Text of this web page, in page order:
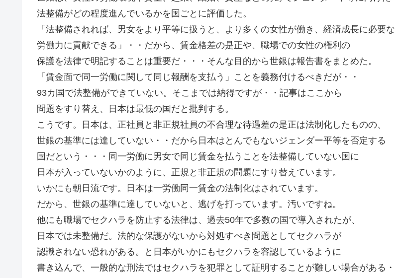
法整備がどの程度進んでいるかを国ごとに評価した。
「法整備されれば、男女をより平等に扱うと、より多くの女性が働き、経済成長に必要な
労働力に貢献できる」・・だから、賃金格差の是正や、職場での女性の権利の
保護を法律で明記することは重要だ・・・そんな目的から世銀は報告書をまとめた。
「賃金面で同一労働に関して同じ報酬を支払う」ことを義務付けるべきだが・・
93カ国で法整備ができていない。そこまでは納得ですが・・記事はここから
問題をすり替え、日本は最低の国だと批判する。
こうです。日本は、正社員と非正規社員の不合理な待遇差の是正は法制化したものの、
世銀の基準には達していない・・だから日本はとんでもないジェンダー平等を否定する
国だという・・・同一労働に男女で同じ賃金を払うことを法整備していない国に
日本が入っていないかのように、正規と非正規の問題にすり替えています。
いかにも朝日流です。日本は一労働同一賃金の法制化はされています。
だから、世銀の基準に達していないと、逃げを打っています。汚いですね。
他にも職場でセクハラを防止する法律は、過去50年で多数の国で導入されたが、
日本では未整備だ。法的な保護がないから対処すべき問題としてセクハラが
認識されない恐れがある。と日本がいかにもセクハラを容認しているように
書き込んで、一般的な刑法ではセクハラを犯罪として証明することが難しい場合がある